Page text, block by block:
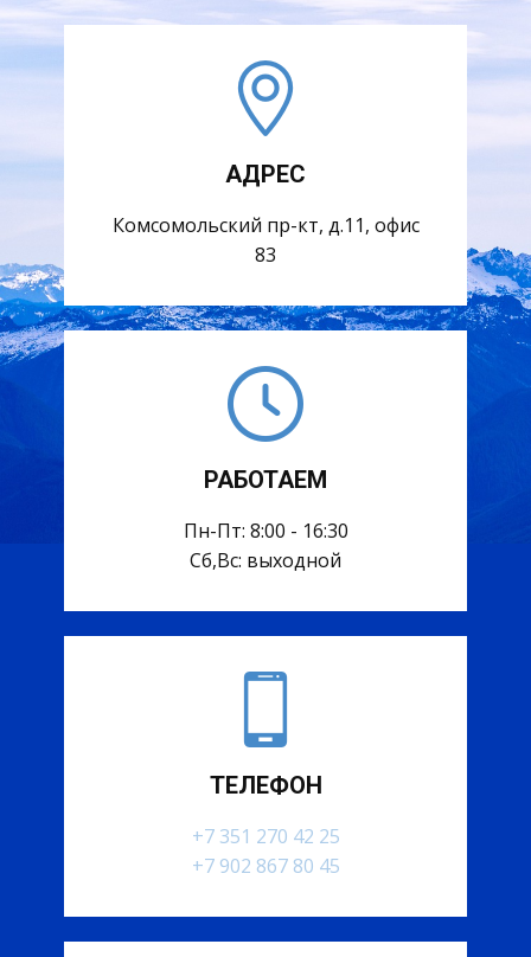
АДРЕС
Комсомольский пр-кт, д.11, офис
83
РАБОТАЕМ
Пн-Пт: 8:00 - 16:30
Сб,Вс: выходной
ТЕЛЕФОН
+7 351 270 42 25
+7 902 867 80 45